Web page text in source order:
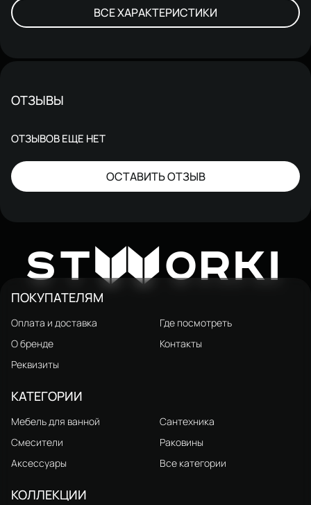
ВСЕ ХАРАКТЕРИСТИКИ
ОТЗЫВЫ
ОТЗЫВОВ ЕЩЕ НЕТ
ОСТАВИТЬ ОТЗЫВ
STW ORKI
ПОКУПАТЕЛЯМ
Оплата и доставка
Где посмотреть
О бренде
Контакты
Реквизиты
КАТЕГОРИИ
Мебель для ванной
Сантехника
Смесители
Раковины
Аксессуары
Все категории
КОЛЛЕКЦИИ